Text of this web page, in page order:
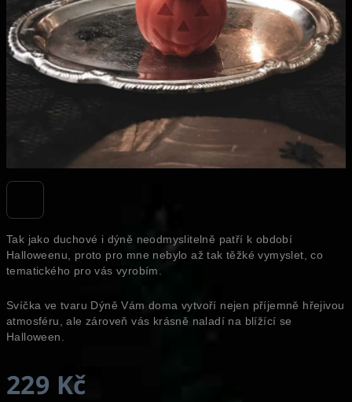
Tak jako duchové i dýně neodmyslitelně patří k období
Halloweenu, proto pro mne nebylo až tak těžké vymyslet, co
tematického pro vás vyrobím.
Svíčka ve tvaru Dýně Vám doma vytvoří nejen příjemně hřejivou
atmosféru, ale zároveň vás krásně naladí na blížící se
Halloween.
229 Kč